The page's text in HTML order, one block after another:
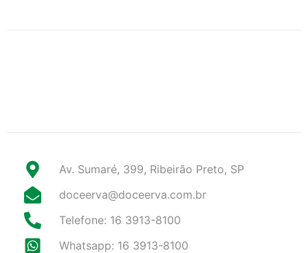
Av. Sumaré, 399, Ribeirão Preto, SP
doceerva@doceerva.com.br
Telefone: 16 3913-8100
Whatsapp: 16 3913-8100